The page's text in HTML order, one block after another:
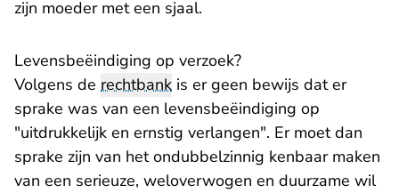
zijn moeder met een sjaal.
Levensbeëindiging op verzoek?
Volgens de rechtbank is er geen bewijs dat er
sprake was van een levensbeëindiging op
"uitdrukkelijk en ernstig verlangen". Er moet dan
sprake zijn van het ondubbelzinnig kenbaar maken
van een serieuze, weloverwogen en duurzame wil